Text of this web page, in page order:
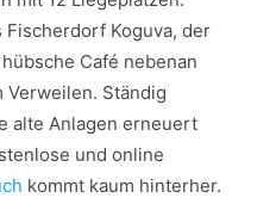
Fischerdorf Koguva, der
Café nebenan
Verweilen. Ständig
alte Anlagen erneuert
und online
kommt kaum hinterher.